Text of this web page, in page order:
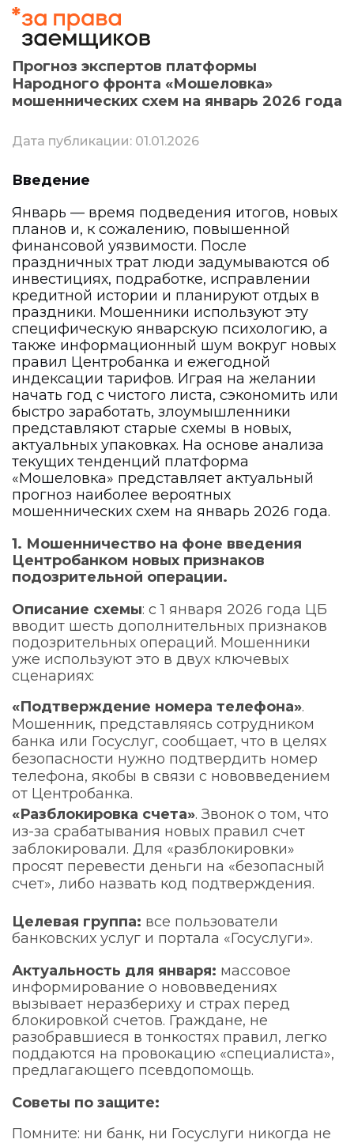
Прогноз экспертов платформы
Народного фронта «Мошеловка»
мошеннических схем на январь 2026 года
Дата публикации: 01.01.2026
Введение
Январь — время подведения итогов, новых
планов и, к сожалению, повышенной
финансовой уязвимости. После
праздничных трат люди задумываются об
инвестициях, подработке, исправлении
кредитной истории и планируют отдых в
праздники. Мошенники используют эту
специфическую январскую психологию, а
также информационный шум вокруг новых
правил Центробанка и ежегодной
индексации тарифов. Играя на желании
начать год с чистого листа, сэкономить или
быстро заработать, злоумышленники
представляют старые схемы в новых,
актуальных упаковках. На основе анализа
текущих тенденций платформа
«Мошеловка» представляет актуальный
прогноз наиболее вероятных
мошеннических схем на январь 2026 года.
1. Мошенничество на фоне введения
Центробанком новых признаков
подозрительной операции.
Описание схемы: с 1 января 2026 года ЦБ
вводит шесть дополнительных признаков
подозрительных операций. Мошенники
уже используют это в двух ключевых
сценариях:
«Подтверждение номера телефона».
Мошенник, представляясь сотрудником
банка или Госуслуг, сообщает, что в целях
безопасности нужно подтвердить номер
телефона, якобы в связи с нововведением
от Центробанка.
«Разблокировка счета». Звонок о том, что
из-за срабатывания новых правил счет
заблокировали. Для «разблокировки»
просят перевести деньги на «безопасный
счет», либо назвать код подтверждения.
Целевая группа: все пользователи
банковских услуг и портала «Госуслуги».
Актуальность для января: массовое
информирование о нововведениях
вызывает неразбериху и страх перед
блокировкой счетов. Граждане, не
разобравшиеся в тонкостях правил, легко
поддаются на провокацию «специалиста»,
предлагающего псевдопомощь.
Советы по защите:
Помните: ни банк, ни Госуслуги никогда не